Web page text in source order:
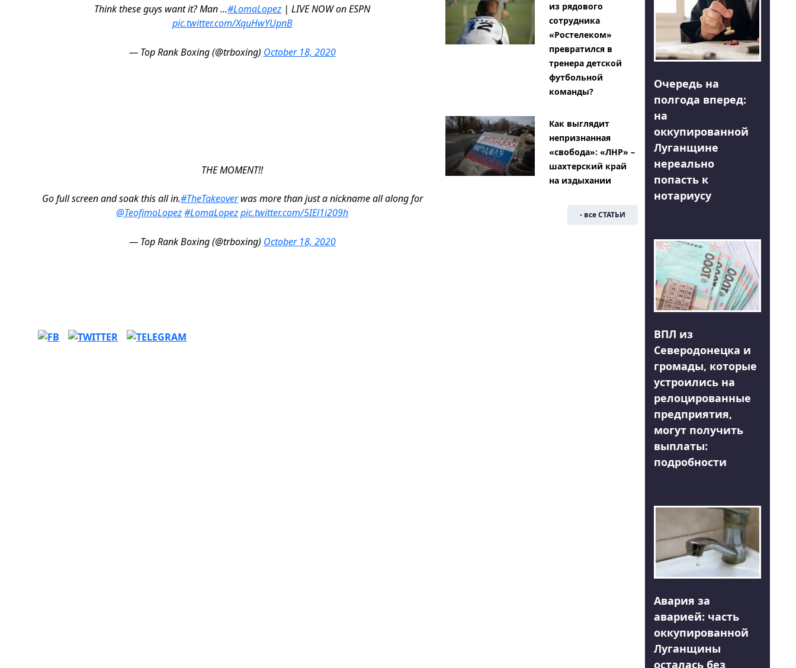
Think these guys want it? Man ...#LomaLopez | LIVE NOW on ESPN
pic.twitter.com/XquHwYUpnB
— Top Rank Boxing (@trboxing) October 18, 2020
THE MOMENT!!
Go full screen and soak this all in.#TheTakeoverwas more than just a nickname all along for
@TeofimoLopez#LomaLopezpic.twitter.com/5IEl1i209h
— Top Rank Boxing (@trboxing) October 18, 2020
из рядового
сотрудника
«Ростелеком»
превратился в
тренера детской
футбольной
команды?
Как выглядит
непризнанная
«свобода»: «ЛНР» –
шахтерский край
на издыхании
- все СТАТЬИ
Очередь на
полгода вперед:
на
оккупированной
Луганщине
нереально
попасть к
нотариусу
ВПЛ из
Северодонецка и
громады, которые
устроились на
релоцированные
предприятия,
могут получить
выплаты:
подробности
Авария за
аварией: часть
оккупированной
Луганщины
осталась без